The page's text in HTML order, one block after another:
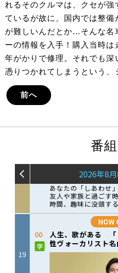
れるそのクルマは、クセが
ているが故に、国内では整
が難しいんだとか…そんな名
ーの情報を入手！購入当時
年がかりで修理。それでも深
憑りつかれてしまうという、
前へ
番